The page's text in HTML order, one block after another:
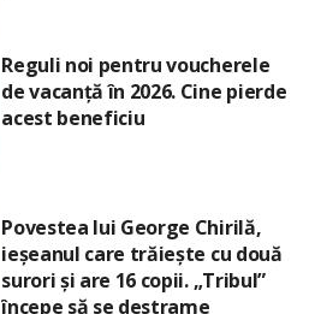
Reguli noi pentru voucherele
de vacanță în 2026. Cine pierde
acest beneficiu
Povestea lui George Chirilă,
ieșeanul care trăiește cu două
surori și are 16 copii. „Tribul”
începe să se destrame